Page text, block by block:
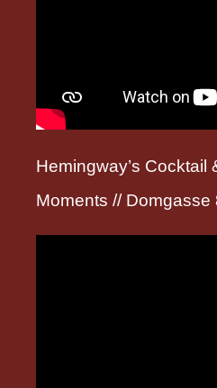
Hemingway’s Cocktail
Moments // Domgasse